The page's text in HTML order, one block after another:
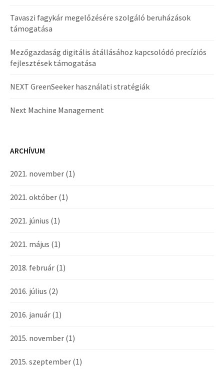
Tavaszi fagykár megelőzésére szolgáló beruházások
támogatása
Mezőgazdaság digitális átállásához kapcsolódó precíziós
fejlesztések támogatása
NEXT GreenSeeker használati stratégiák
Next Machine Management
ARCHÍVUM
2021. november (1)
2021. október (1)
2021. június (1)
2021. május (1)
2018. február (1)
2016. július (2)
2016. január (1)
2015. november (1)
2015. szeptember (1)